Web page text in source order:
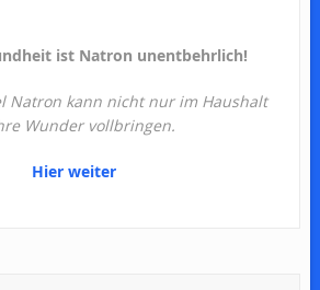
ist Natron unentbehrlich!
Natron kann nicht nur im Haushalt
Wunder vollbringen.
Hier weiter